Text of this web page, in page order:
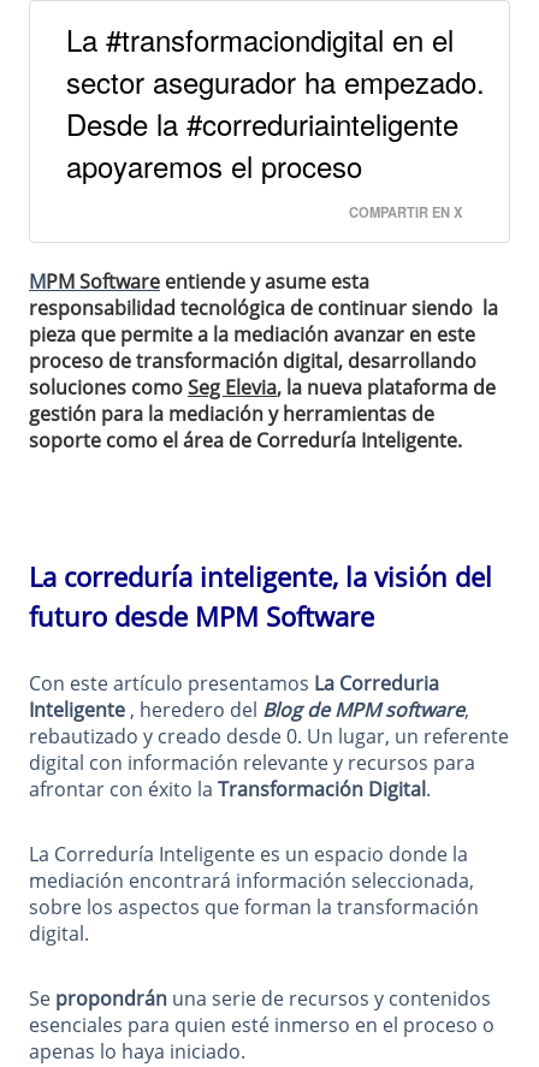
La #transformaciondigital en el
sector asegurador ha empezado.
Desde la #correduriainteligente
apoyaremos el proceso
COMPARTIR EN X
MPM Software entiende y asume esta
responsabilidad tecnológica de continuar siendo la
pieza que permite a la mediación avanzar en este
proceso de transformación digital, desarrollando
soluciones comoSeg Elevia, la nueva plataforma de
gestión para la mediación y herramientas de
soporte como el área de Correduría Inteligente.
La correduría inteligente, la visión del
futuro desde MPM Software
Con este artículo presentamos La Correduria
Inteligente , heredero del Blog de MPM software,
rebautizado y creado desde 0. Un lugar, un referente
digital con información relevante y recursos para
afrontar con éxito la Transformación Digital.
La Correduría Inteligente es un espacio donde la
mediación encontrará información seleccionada,
sobre los aspectos que forman la transformación
digital.
Se propondrán una serie de recursos y contenidos
esenciales para quien esté inmerso en el proceso o
apenas lo haya iniciado.